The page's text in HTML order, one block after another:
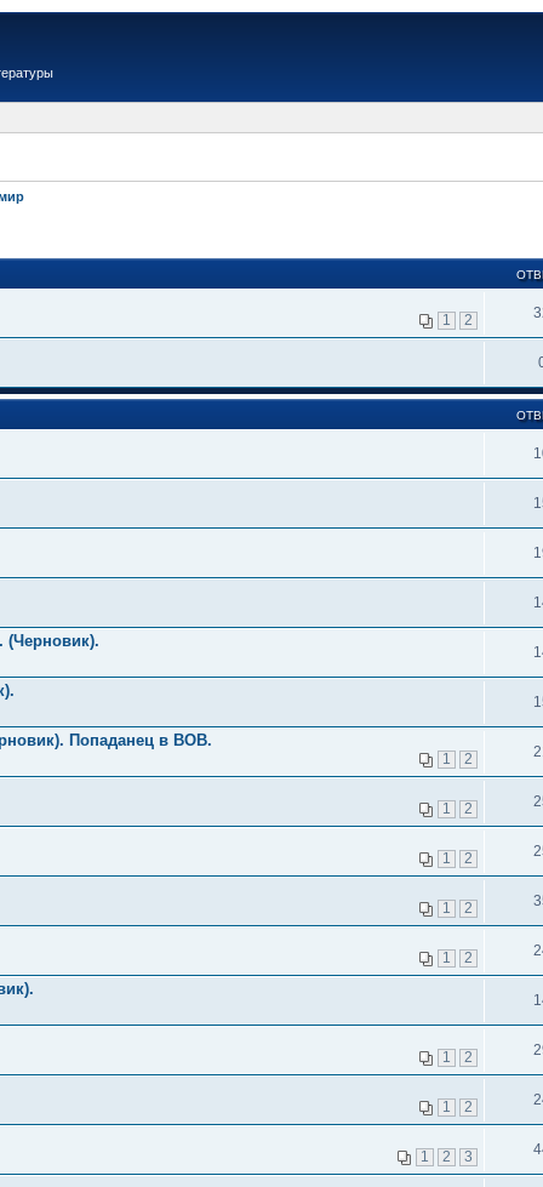
1 2
(Черновик).
Попаданец в ВОВ.
1 2
1 2
1 2
1 2
1 2
1 2
1 2
1 2 3